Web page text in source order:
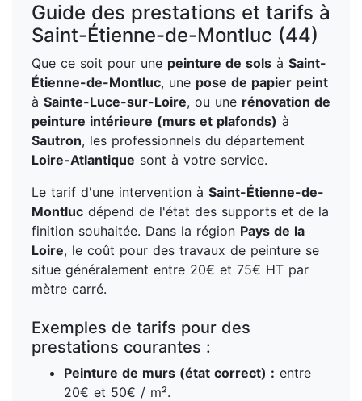
Guide des prestations et tarifs à
Saint-Étienne-de-Montluc (44)
Que ce soit pour une peinture de sols à Saint-
Étienne-de-Montluc, une pose de papier peint
à Sainte-Luce-sur-Loire, ou une rénovation de
peinture intérieure (murs et plafonds) à
Sautron, les professionnels du département
Loire-Atlantique sont à votre service.
Le tarif d'une intervention à Saint-Étienne-de-
Montluc dépend de l'état des supports et de la
finition souhaitée. Dans la région Pays de la
Loire, le coût pour des travaux de peinture se
situe généralement entre 20€ et 75€ HT par
mètre carré.
Exemples de tarifs pour des
prestations courantes :
Peinture de murs (état correct) : entre
20€ et 50€ / m².